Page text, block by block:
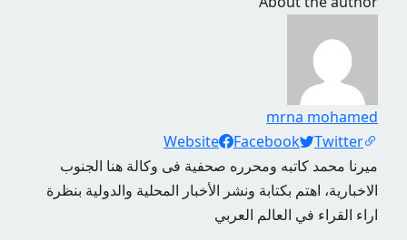
mrna mohamed
Social Links
Website Facebook
Twitter
ميرنا محمد كاتبه ومحرره صحفية فى وكالة هنا الجنوب
الاخبارية، اهتم بكتابة ونشر الأخبار المحلية والدولية بنظرة
اراء القراء في العالم العربي